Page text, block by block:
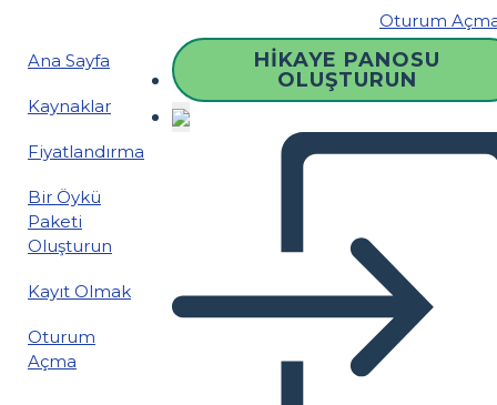
Oturum
Ana Sayfa
Kaynaklar
Fiyatlandırma
Bir Öykü
Paketi
Oluşturun
Kayıt Olmak
Oturum
Açma
HIKAYE PANOSU
OLUŞTURUN